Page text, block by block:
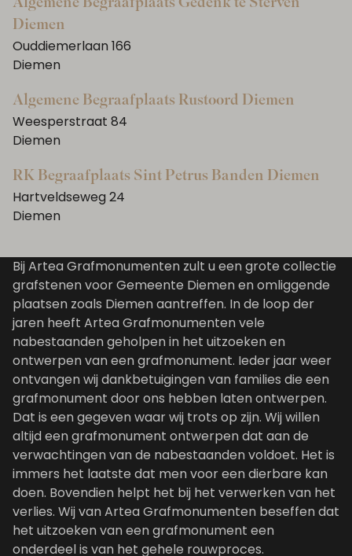
Diemen
Ouddiemerlaan 166
Diemen
Algemene Begraafplaats Rustoord Diemen
Weesperstraat 84
Diemen
RK Begraafplaats Sint Petrus Banden Diemen
Hartveldseweg 24
Diemen
Bij Artea Grafmonumenten zult u een grote collectie
grafstenen voor Gemeente Diemen en omliggende
plaatsen zoals Diemen aantreffen. In de loop der
jaren heeft Artea Grafmonumenten vele
nabestaanden geholpen in het uitzoeken en
ontwerpen van een grafmonument. Ieder jaar weer
ontvangen wij dankbetuigingen van families die een
grafmonument door ons hebben laten ontwerpen.
Dat is een gegeven waar wij trots op zijn. Wij willen
altijd een grafmonument ontwerpen dat aan de
verwachtingen van de nabestaanden voldoet. Het is
immers het laatste dat men voor een dierbare kan
doen. Bovendien helpt het bij het verwerken van het
verlies. Wij van Artea Grafmonumenten beseffen dat
het uitzoeken van een grafmonument een
onderdeel is van het gehele rouwproces.